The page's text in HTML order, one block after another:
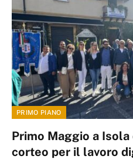
PRIMO PIANO
Primo Maggio a
corteo per il lavoro